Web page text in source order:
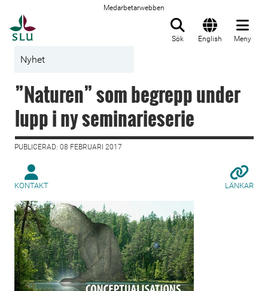
Medarbetarwebben
Sök English Meny
Nyhet
”Naturen” som begrepp under
lupp i ny seminarieserie
PUBLICERAD: 08 FEBRUARI 2017
KONTAKT LÄNKAR